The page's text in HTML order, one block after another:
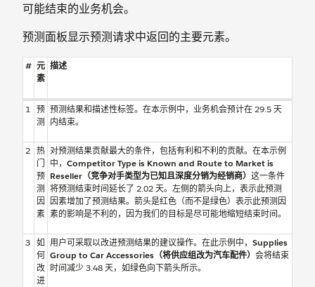
可能结束的业务机会。
预测面板显示预测请求中返回的主要元素。
# 元
素
描述
1 预
测
预测结果和描述性标签。在本示例中，业务机会预计在 29.5 天
内结束。
2 热
门
预
测
因
素
对预测结果贡献最大的条件，包括有利和不利的贡献。在本示例
中， Competitor Type is Known and Route to Market is
Reseller（竞争对手类型为已知且深度分销为经销商） 这一条件
将预测结束时间延长了 2.02 天。左侧的箭头向上，表示此预测
因素增加了预测结果。箭头是红色（而不是绿色）表示此预测因
素的影响是不利的，因为我们的目标是尽可能地缩短结束时间。
3 如
何
改
进
用户可采取以改进预测结果的建议操作。在此示例中， Supplies
Group to Car Accessories（将供应组改为汽车配件） 会将结束
时间减少 3.48 天，如绿色向下箭头所示。